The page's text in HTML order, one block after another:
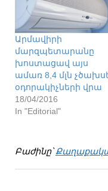
Արմավիրի
մարզպետարանը
խոստացավ այս
ամառ 8,4 մլն
օդորակիչների վրա
18/04/2016
In "Editorial"
Բաժինը՝